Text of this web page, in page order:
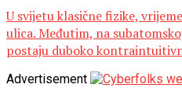
U svijetu klasične fizike,
ulica. Međutim, na
postaju duboko
Advertisement